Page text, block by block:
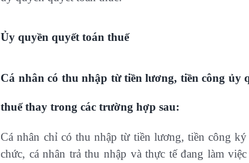
Ủy quyền quyết toán thuế
Cá nhân có thu nhập từ tiền lương, tiền công ủy
thuế thay trong các trường hợp sau:
Cá nhân chỉ có thu nhập từ tiền lương, tiền công
chức, cá nhân trả thu nhập và thực tế đang làm